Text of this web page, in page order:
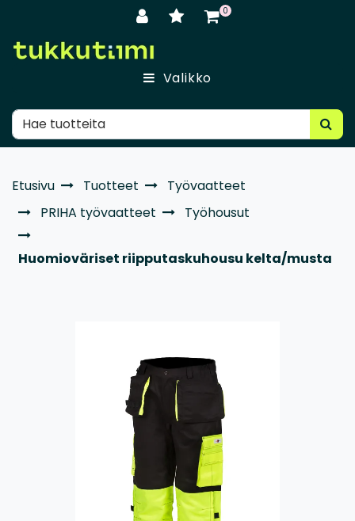
0
Valikko
Etusivu Tuotteet
Työvaatteet
PRIHA työvaatteet
Työhousut
Huomioväriset riipputaskuhousu kelta/musta